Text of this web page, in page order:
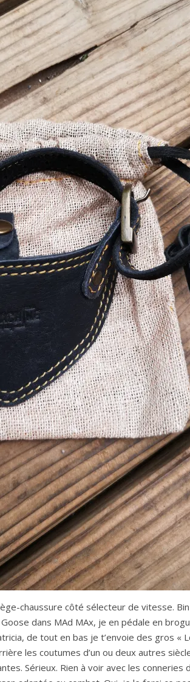
chaussure côté sélecteur de vitesse.
dans MAd MAx, je en pédale en
de tout en bas je t’envoie des gros «
les coutumes d’un ou deux autres
Sérieux. Rien à voir avec les conneries